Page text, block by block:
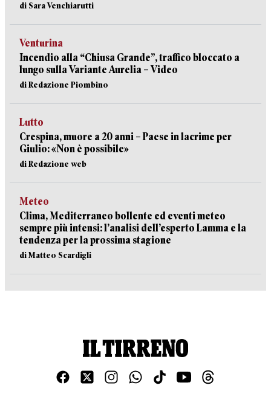
di Sara Venchiarutti
Venturina
Incendio alla “Chiusa Grande”, traffico bloccato a
lungo sulla Variante Aurelia – Video
di Redazione Piombino
Lutto
Crespina, muore a 20 anni – Paese in lacrime per
Giulio: «Non è possibile»
di Redazione web
Meteo
Clima, Mediterraneo bollente ed eventi meteo
sempre più intensi: l’analisi dell’esperto Lamma e la
tendenza per la prossima stagione
di Matteo Scardigli